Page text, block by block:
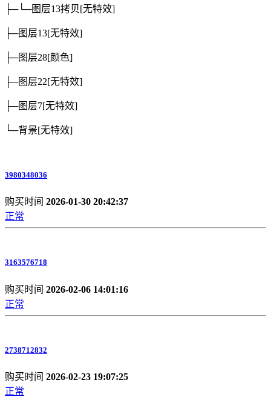
├─└─图层13拷贝[无特效]
├─图层13[无特效]
├─图层28[颜色]
├─图层22[无特效]
├─图层7[无特效]
└─背景[无特效]
3980348036
购买时间 2026-01-30 20:42:37
正常
3163576718
购买时间 2026-02-06 14:01:16
正常
2738712832
购买时间 2026-02-23 19:07:25
正常